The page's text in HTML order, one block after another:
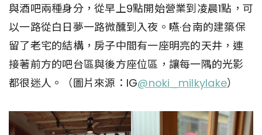
與酒吧兩種身分，從早上9點開始營業到凌晨1點，可
以一路從白日夢一路微醺到入夜。嚥·台南的建築保
留了老宅的結構，房子中間有一座明亮的天井，連
接著前方的吧台區與後方座位區，讓每一隅的光影
都很迷人。（圖片來源：IG@noki_milkylake）